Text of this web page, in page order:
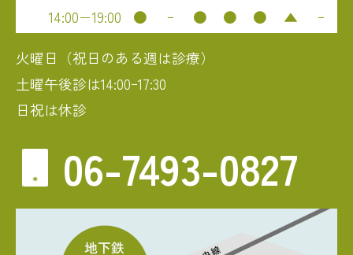
14:00−19:00
● ｰ ● ● ● ▲
ｰ
火曜日（祝日のある週は診療）
土曜午後診は14:00ｰ17:30
日祝は休診
06-7493-0827